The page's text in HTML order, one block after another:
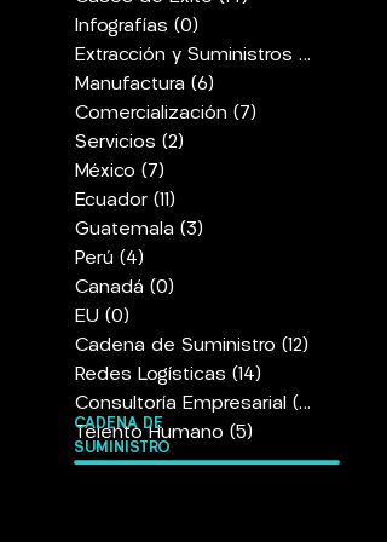
Infografías (0)
Extracción y Suministros (9)
Manufactura (6)
Comercialización (7)
Servicios (2)
México (7)
Ecuador (11)
Guatemala (3)
Perú (4)
Canadá (0)
EU (0)
Cadena de Suministro (12)
Redes Logísticas (14)
Consultoría Empresarial (14)
Telento Humano (5)
CADENA DE
SUMINISTRO